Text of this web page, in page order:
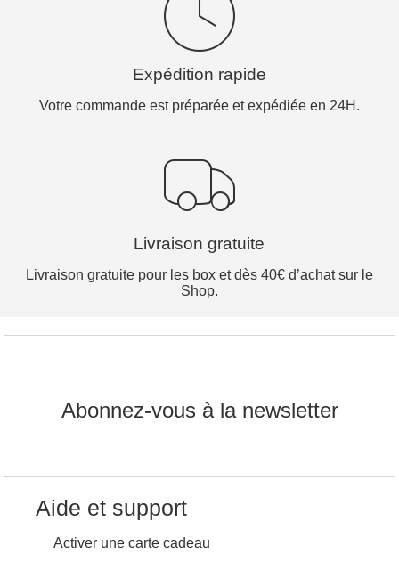
Expédition rapide
Votre commande est préparée et expédiée en 24H.
Livraison gratuite
Livraison gratuite pour les box et dès 40€ d’achat sur le
Shop.
Abonnez-vous à la newsletter
Aide et support
Activer une carte cadeau